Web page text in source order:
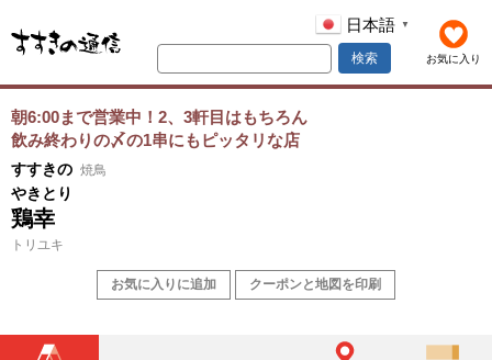
お気に入り
日本語 ▼
検索
朝6:00まで営業中！2、3軒目はもちろん
飲み終わりの〆の1串にもピッタリな店
すすきの 焼鳥
やきとり
鶏幸
トリユキ
お気に入りに追加 クーポンと地図を印刷